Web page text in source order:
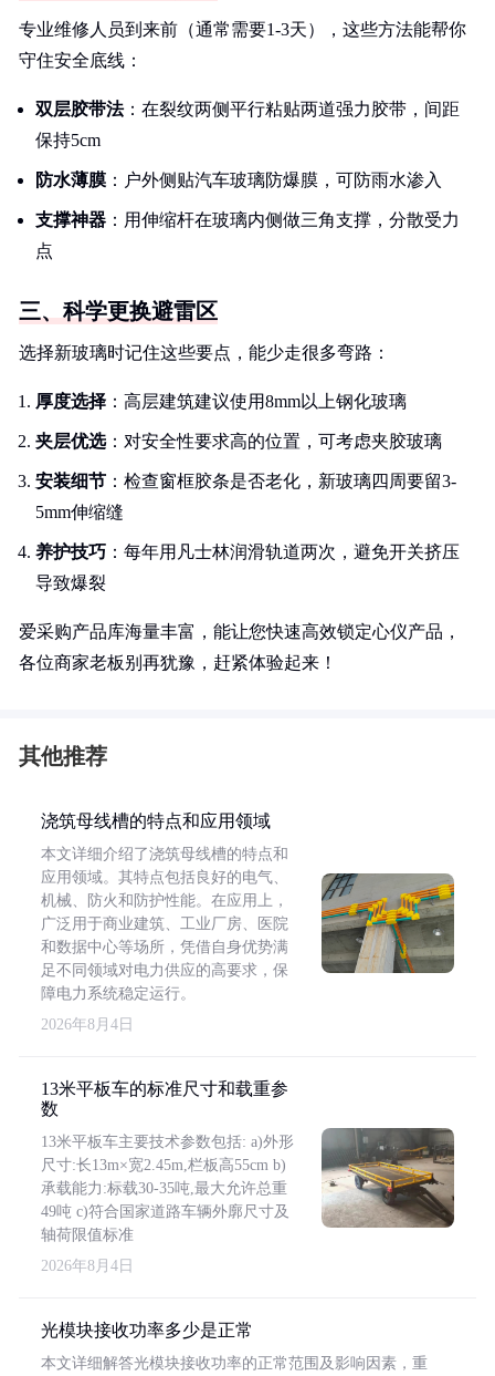
专业维修人员到来前（通常需要1-3天），这些方法能帮你
守住安全底线：
双层胶带法：在裂纹两侧平行粘贴两道强力胶带，间距
保持5cm
防水薄膜 ：户外侧贴汽车玻璃防爆膜，可防雨水渗入
支撑神器 ：用伸缩杆在玻璃内侧做三角支撑，分散受力
点
三、科学更换避雷区
选择新玻璃时记住这些要点，能少走很多弯路：
厚度选择 ：高层建筑建议使用8mm以上钢化玻璃
夹层优选：对安全性要求高的位置，可考虑夹胶玻璃
安装细节 ：检查窗框胶条是否老化，新玻璃四周要留3-
5mm伸缩缝
养护技巧 ：每年用凡士林润滑轨道两次，避免开关挤压
导致爆裂
爱采购产品库海量丰富，能让您快速高效锁定心仪产品，
各位商家老板别再犹豫，赶紧体验起来！
其他推荐
浇筑母线槽的特点和应用领域
本文详细介绍了浇筑母线槽的特点和
应用领域。其特点包括良好的电气、
机械、防火和防护性能。在应用上，
广泛用于商业建筑、工业厂房、医院
和数据中心等场所，凭借自身优势满
足不同领域对电力供应的高要求，保
障电力系统稳定运行。
2026年8月4日
13米平板车的标准尺寸和载重参
数
13米平板车主要技术参数包括: a)外形
尺寸:长13m×宽2.45m,栏板高55cm b)
承载能力:标载30-35吨,最大允许总重
49吨 c)符合国家道路车辆外廓尺寸及
轴荷限值标准
2026年8月4日
光模块接收功率多少是正常
本文详细解答光模块接收功率的正常范围及影响因素，重